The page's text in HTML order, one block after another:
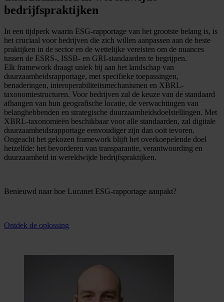
bedrijfspraktijken
In een tijdperk waarin ESG-rapportage van het grootste belang is, is
het cruciaal voor bedrijven die zich willen aanpassen aan de beste
praktijken in de sector en de wettelijke vereisten om de nuances
tussen de ESRS-, ISSB- en GRI-standaarden te begrijpen.
Elk framework draagt uniek bij aan het landschap van
duurzaamheidsrapportage, met specifieke toepassingen,
benaderingen, interoperabiliteitsmechanismen en XBRL-
taxonomiestructuren. Voor bedrijven zal de keuze van de standaard
afhangen van hun geografische locatie, de verwachtingen van
belanghebbenden en strategische duurzaamheidsdoelstellingen. Met
XBRL-taxonomieën beschikbaar voor alle standaarden, zal digitale
duurzaamheidsrapportage eenvoudiger zijn dan ooit tevoren.
Ongeacht het gekozen framework blijft het overkoepelende doel
hetzelfde: het bevorderen van transparantie, verantwoording en
duurzaamheid in wereldwijde bedrijfspraktijken.
Benieuwd naar hoe Lucanet ESG-rapportage aanpakt?
Ontdek de oplossing